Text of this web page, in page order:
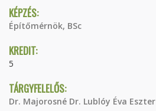
KÉPZÉS:
Építőmérnök, BSc
KREDIT:
5
TÁRGYFELELŐS:
Dr. Majorosné Dr. Lublóy Éva Eszter